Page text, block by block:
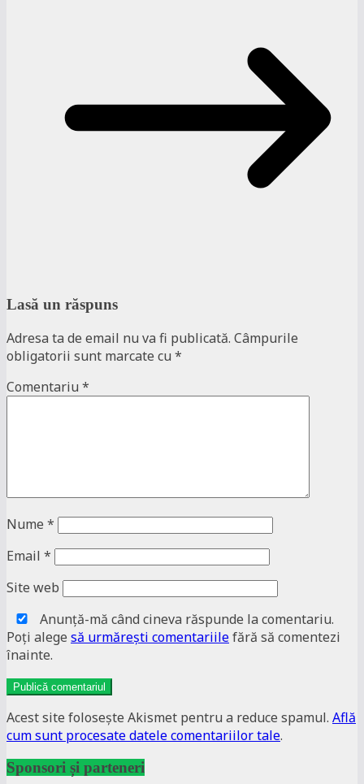
Lasă un răspuns
Adresa ta de email nu va fi publicată. Câmpurile
obligatorii sunt marcate cu *
Comentariu *
Nume *
Email *
Site web
Anunţă-mă când cineva răspunde la comentariu.
Poţi alege să urmăreşti comentariilefără să comentezi
înainte.
Acest site folosește Akismet pentru a reduce spamul. Află
cum sunt procesate datele comentariilor tale.
Sponsori și parteneri